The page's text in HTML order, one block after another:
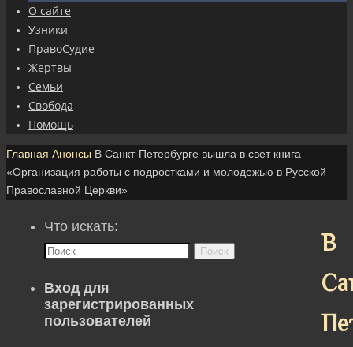
О сайте
Узники
ПравоСудие
Жертвы
Семьи
Свобода
Помощь
Главная Анонсы В Санкт-Петербурге вышла в свет книга
«Организация работы с подростками и молодежью в Русской
Православной Церкви»
В
Что искать:
Поиск
Вход для
зарегистрированных
пользователей